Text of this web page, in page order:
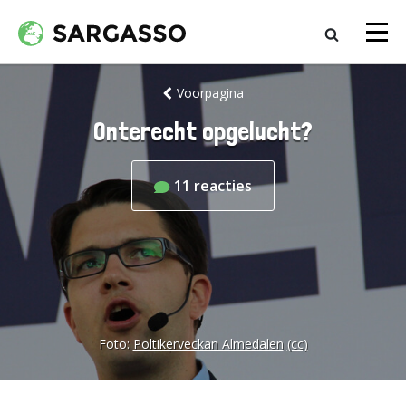
Voorpagina
Onterecht opgelucht?
11 reacties
Foto: Poltikerveckan Almedalen (cc)